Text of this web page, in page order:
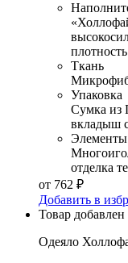
Ткань
Упаковка
Сумка из
вкладыш
Элементы
отделка
от 762 ₽
Добавить в
Товар добавлен
Одеяло